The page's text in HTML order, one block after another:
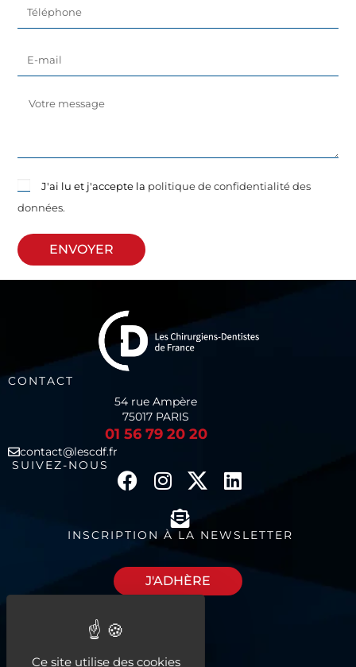
J'ai lu et j'accepte la politique de confidentialité des
données.
ENVOYER
CONTACT
54 rue Ampère
75017 PARIS
01 56 79 20 20
contact@lescdf.fr
SUIVEZ-NOUS
INSCRIPTION À LA NEWSLETTER
J'ADHÈRE
espaces à louer
Ce site utilise des cookies